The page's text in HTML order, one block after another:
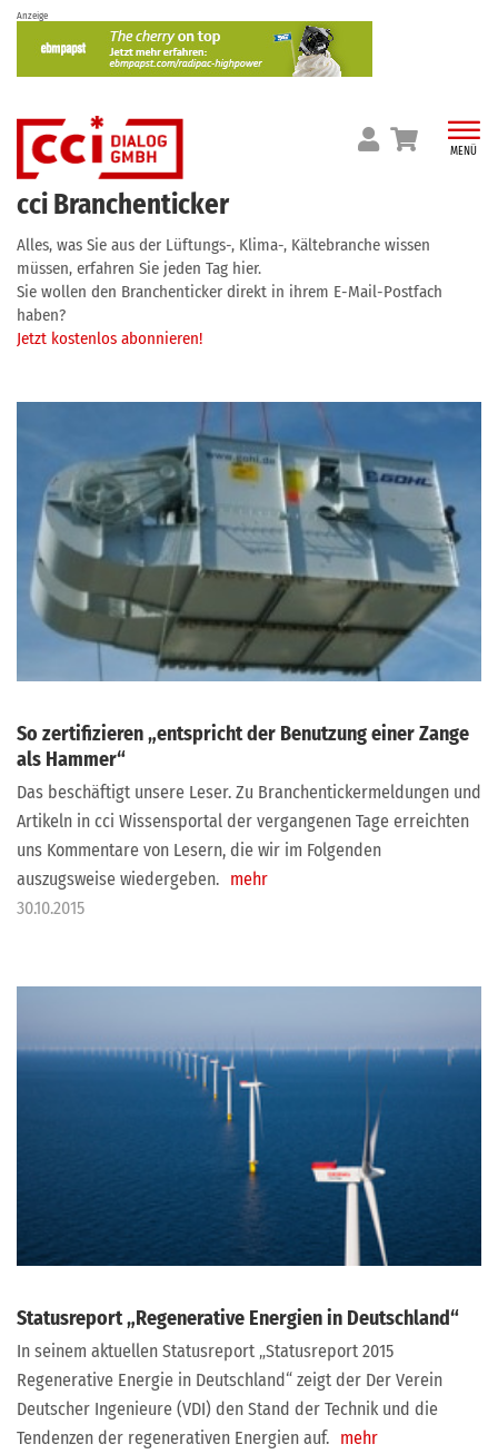
Skip
content
Anzeige
MENÜ
cci Branchenticker
Alles, was Sie aus der Lüftungs-, Klima-, Kältebranche wissen
müssen, erfahren Sie jeden Tag hier.
Sie wollen den Branchenticker direkt in ihrem E-Mail-Postfach
haben?
Jetzt kostenlos abonnieren!
So zertifizieren „entspricht der Benutzung einer Zange
als Hammer“
Das beschäftigt unsere Leser. Zu Branchentickermeldungen und
Artikeln in cci Wissensportal der vergangenen Tage erreichten
uns Kommentare von Lesern, die wir im Folgenden
auszugsweise wiedergeben. mehr
30.10.2015
Statusreport „Regenerative Energien in Deutschland“
In seinem aktuellen Statusreport „Statusreport 2015
Regenerative Energie in Deutschland“ zeigt der Der Verein
Deutscher Ingenieure (VDI) den Stand der Technik und die
Tendenzen der regenerativen Energien auf. mehr